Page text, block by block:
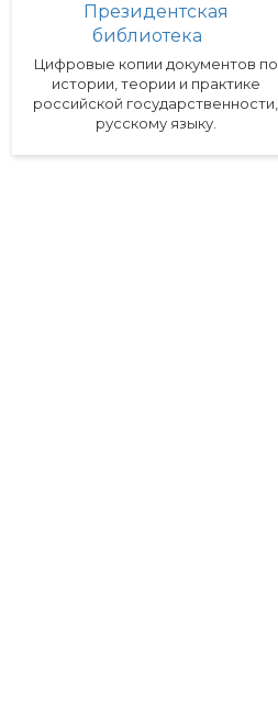
Президентская
библиотека
Цифровые копии документов по
истории, теории и практике
российской государственности,
русскому языку.